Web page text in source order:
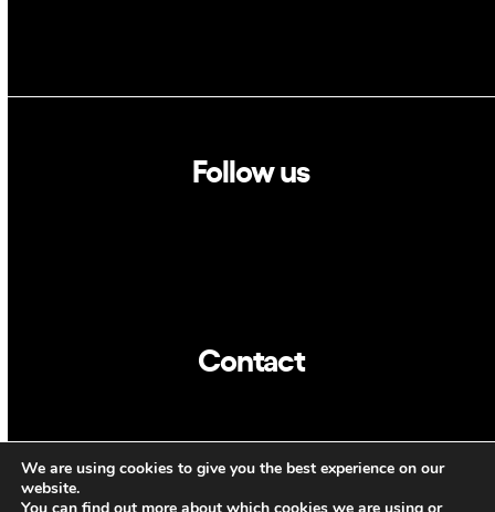
Follow us
Contact
CAT ENG
We are using cookies to give you the best experience on our
website.